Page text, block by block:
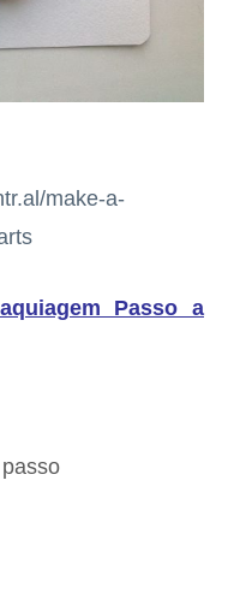
make-a-
Passo a